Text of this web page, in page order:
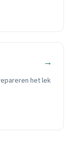
→
het lek